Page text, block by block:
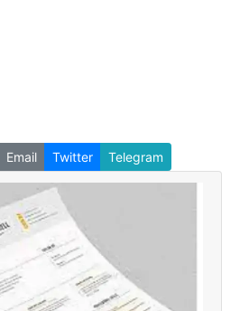
Email Twitter Telegram